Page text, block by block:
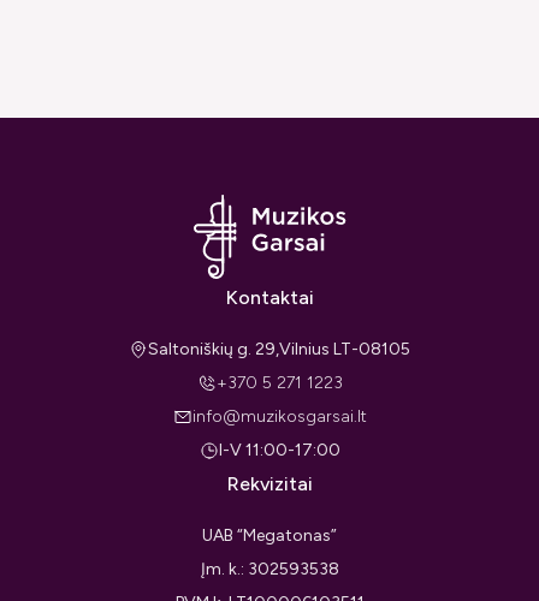
Kontaktai
Saltoniškių g. 29,Vilnius LT-08105
+370 5 271 1223
info@muzikosgarsai.lt
I-V 11:00-17:00
Rekvizitai
UAB “Megatonas”
Įm. k.: 302593538